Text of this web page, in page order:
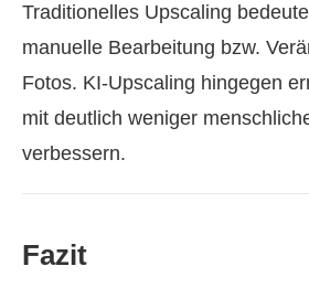
Traditionelles Upscaling
manuelle Bearbeitung bzw.
Fotos. KI-Upscaling hingegen
mit deutlich weniger
verbessern.
Fazit